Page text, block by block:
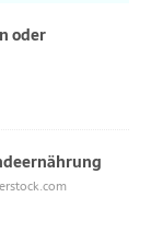
oder